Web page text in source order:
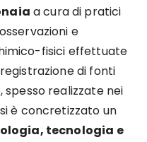
a cura di pratici
e
fisici effettuate
di fonti
realizzate nei
è concretizzato un
tecnologia e